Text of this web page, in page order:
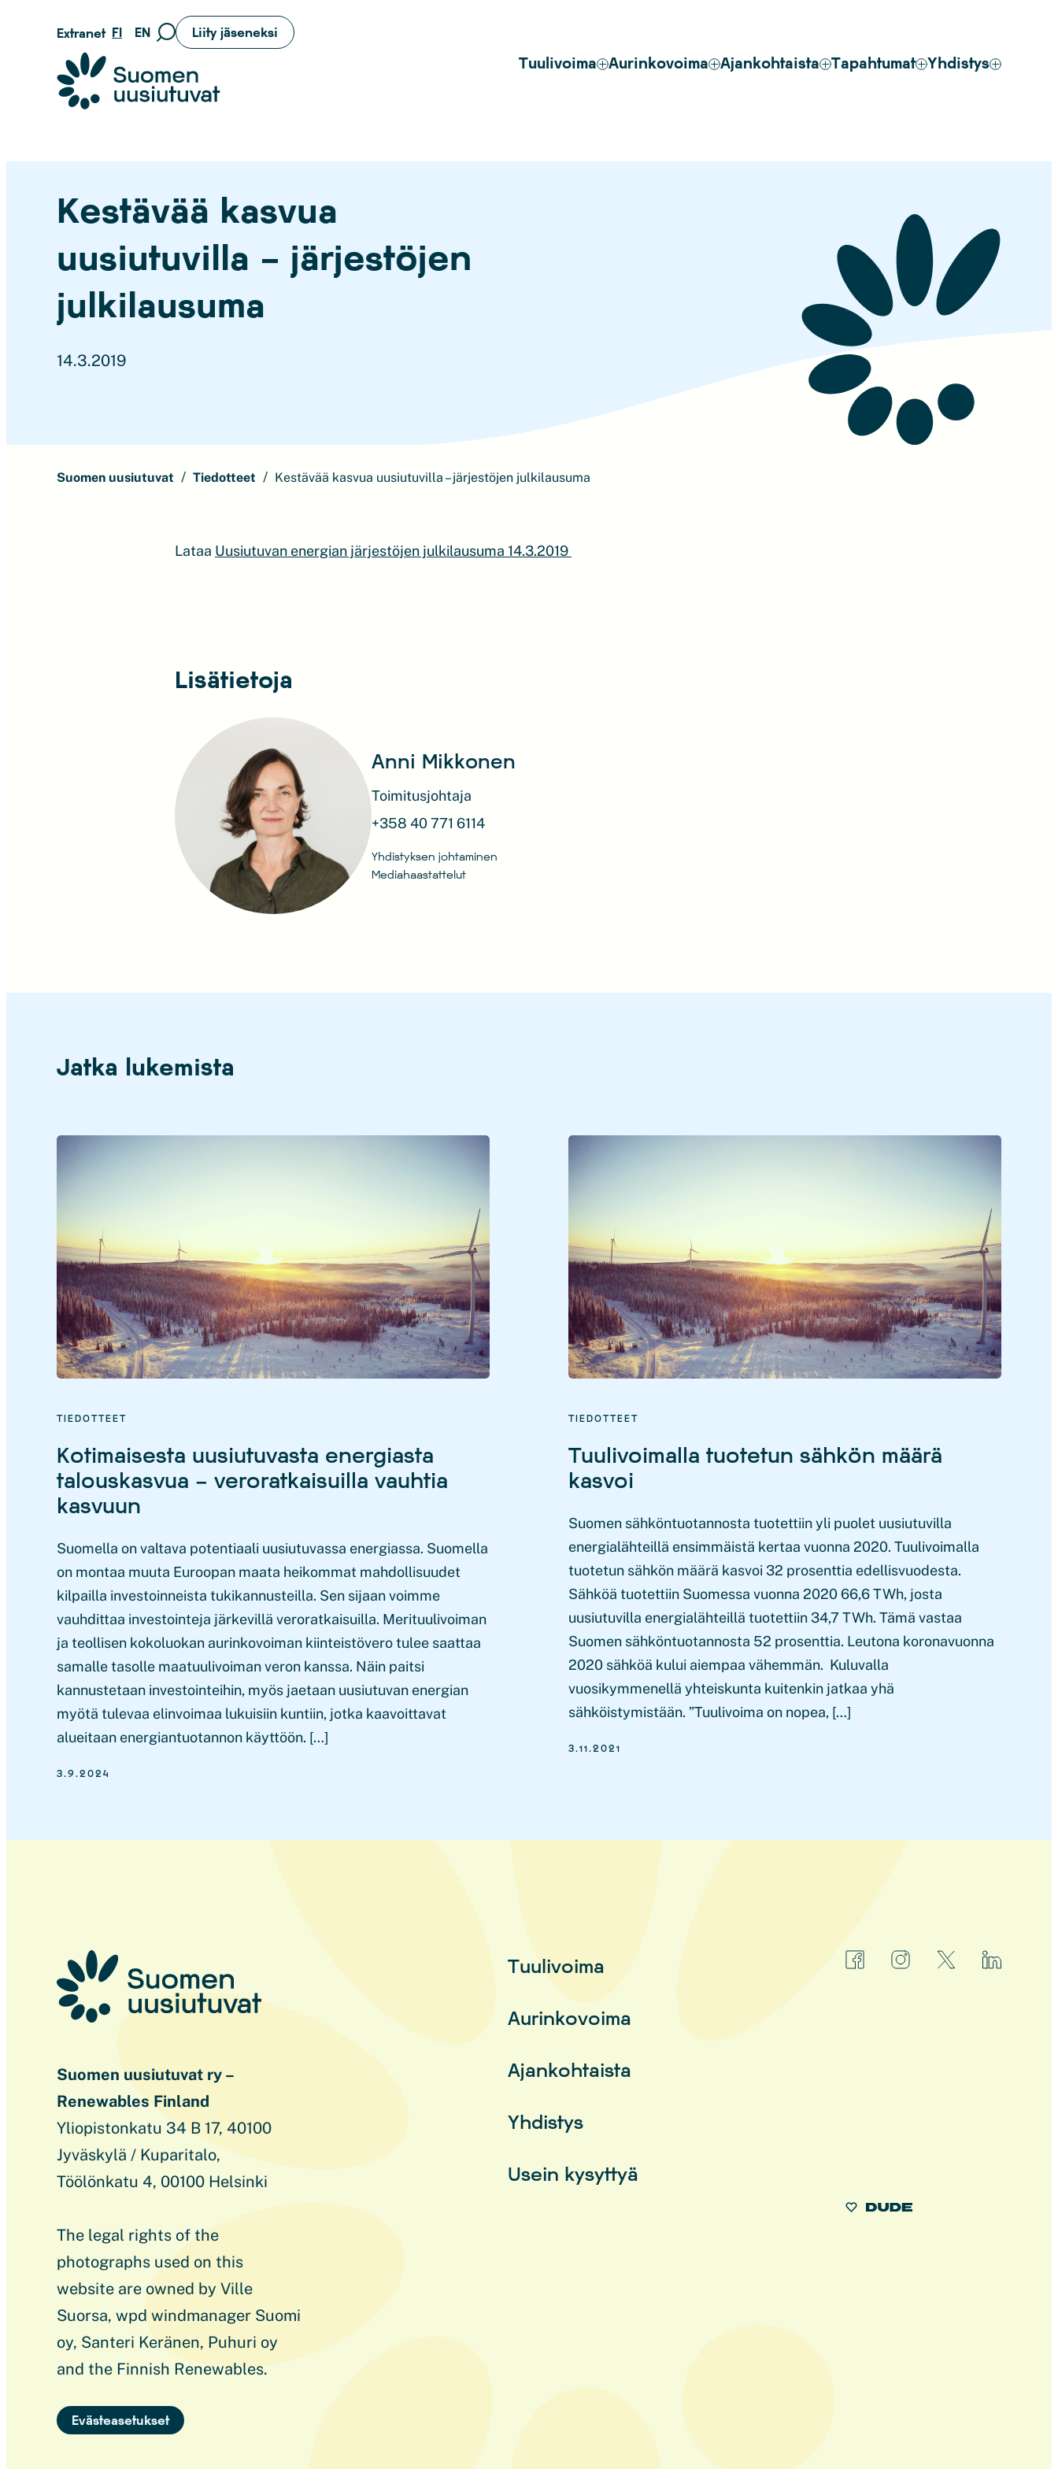
sisältöön
Extranet FI EN
Siirry
Liity jäseneksi
Suomen uusiutuvat ry
Tuulivoima Aurinkovoima Ajankohtaista Tapahtumat Yhdistys
Kestävää kasvua
uusiutuvilla – järjestöjen
julkilausuma
14.3.2019
Suomen uusiutuvat Tiedotteet Kestävää kasvua uusiutuvilla – järjestöjen julkilausuma
Lataa Uusiutuvan energian järjestöjen julkilausuma 14.3.2019
Lisätietoja
Anni Mikkonen
Toimitusjohtaja
+358 40 771 6114
Yhdistyksen johtaminen
Mediahaastattelut
Jatka lukemista
TIEDOTTEET
Kotimaisesta uusiutuvasta energiasta
talouskasvua – veroratkaisuilla vauhtia
kasvuun
Suomella on valtava potentiaali uusiutuvassa energiassa. Suomella
on montaa muuta Euroopan maata heikommat mahdollisuudet
kilpailla investoinneista tukikannusteilla. Sen sijaan voimme
vauhdittaa investointeja järkevillä veroratkaisuilla. Merituulivoiman
ja teollisen kokoluokan aurinkovoiman kiinteistövero tulee saattaa
samalle tasolle maatuulivoiman veron kanssa. Näin paitsi
kannustetaan investointeihin, myös jaetaan uusiutuvan energian
myötä tulevaa elinvoimaa lukuisiin kuntiin, jotka kaavoittavat
alueitaan energiantuotannon käyttöön. […]
3.9.2024
TIEDOTTEET
Tuulivoimalla tuotetun sähkön määrä
kasvoi
Suomen sähköntuotannosta tuotettiin yli puolet uusiutuvilla
energialähteillä ensimmäistä kertaa vuonna 2020. Tuulivoimalla
tuotetun sähkön määrä kasvoi 32 prosenttia edellisvuodesta.
Sähköä tuotettiin Suomessa vuonna 2020 66,6 TWh, josta
uusiutuvilla energialähteillä tuotettiin 34,7 TWh. Tämä vastaa
Suomen sähköntuotannosta 52 prosenttia. Leutona koronavuonna
2020 sähköä kului aiempaa vähemmän. Kuluvalla
vuosikymmenellä yhteiskunta kuitenkin jatkaa yhä
sähköistymistään. ”Tuulivoima on nopea, […]
3.11.2021
Suomen uusiutuvat ry –
Renewables Finland
Yliopistonkatu 34 B 17, 40100
Jyväskylä / Kuparitalo,
Töölönkatu 4, 00100 Helsinki
The legal rights of the
photographs used on this
website are owned by Ville
Suorsa, wpd windmanager Suomi
oy, Santeri Keränen, Puhuri oy
and the Finnish Renewables.
Evästeasetukset
Tuulivoima
Aurinkovoima
Ajankohtaista
Yhdistys
Usein kysyttyä
facebookinstagram linkedin